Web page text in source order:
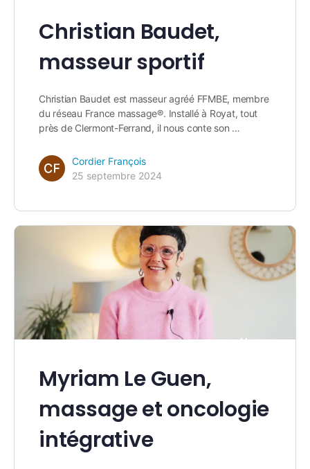
Christian Baudet,
masseur sportif
Christian Baudet est masseur agréé FFMBE, membre
du réseau France massage®. Installé à Royat, tout
près de Clermont-Ferrand, il nous conte son …
Cordier François
25 septembre 2024
Myriam Le Guen,
massage et oncologie
intégrative